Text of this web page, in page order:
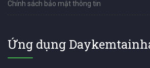
Chính sách bảo mật thông tin
Ứng dụng